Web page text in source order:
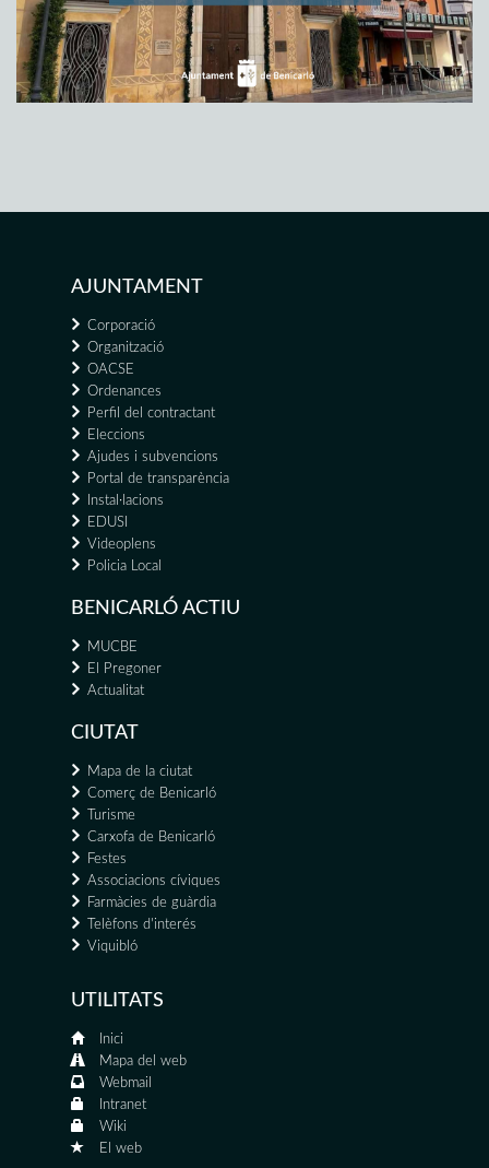
AJUNTAMENT
Corporació
Organització
OACSE
Ordenances
Perfil del contractant
Eleccions
Ajudes i subvencions
Portal de transparència
Instal·lacions
EDUSI
Videoplens
Policia Local
BENICARLÓ ACTIU
MUCBE
El Pregoner
Actualitat
CIUTAT
Mapa de la ciutat
Comerç de Benicarló
Turisme
Carxofa de Benicarló
Festes
Associacions cíviques
Farmàcies de guàrdia
Telèfons d'interés
Viquibló
UTILITATS
Inici
Mapa del web
Webmail
Intranet
Wiki
El web